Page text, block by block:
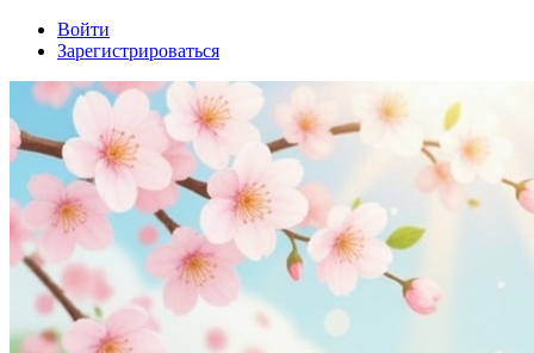
Войти
Зарегистрироваться